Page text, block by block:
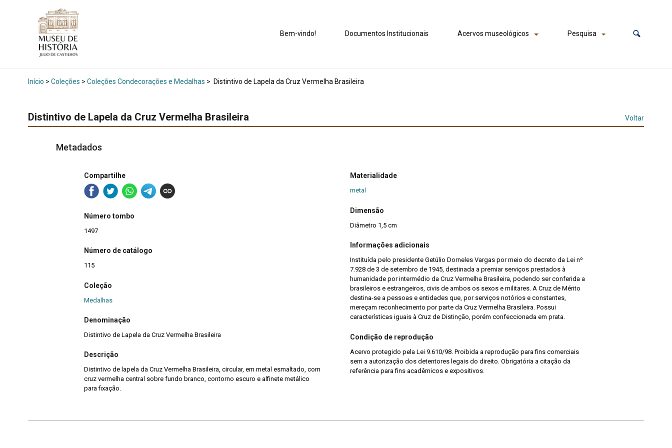
Bem-vindo! Documentos Institucionais Acervos museológicos Pesquisa
Início > Coleções > Coleções Condecorações e Medalhas > Distintivo de Lapela da Cruz Vermelha Brasileira
Distintivo de Lapela da Cruz Vermelha Brasileira Voltar
Metadados
Compartilhe
Número tombo
1497
Número de catálogo
115
Coleção
Medalhas
Denominação
Distintivo de Lapela da Cruz Vermelha Brasileira
Descrição
Distintivo de lapela da Cruz Vermelha Brasileira, circular, em metal esmaltado, com
cruz vermelha central sobre fundo branco, contorno escuro e alfinete metálico
para fixação.
Materialidade
metal
Dimensão
Diâmetro 1,5 cm
Informações adicionais
Instituída pelo presidente Getúlio Dorneles Vargas por meio do decreto da Lei nº
7.928 de 3 de setembro de 1945, destinada a premiar serviços prestados à
humanidade por intermédio da Cruz Vermelha Brasileira, podendo ser conferida a
brasileiros e estrangeiros, civis de ambos os sexos e militares. A Cruz de Mérito
destina-se a pessoas e entidades que, por serviços notórios e constantes,
mereçam reconhecimento por parte da Cruz Vermelha Brasileira. Possui
características iguais à Cruz de Distinção, porém confeccionada em prata.
Condição de reprodução
Acervo protegido pela Lei 9.610/98. Proibida a reprodução para fins comerciais
sem a autorização dos detentores legais do direito. Obrigatória a citação da
referência para fins acadêmicos e expositivos.